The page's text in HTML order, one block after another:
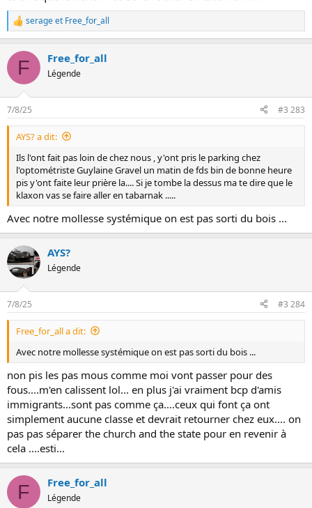
L
e
r
a
i
o
n
serageet Free_for_all
F Free_for_all
Légende
7/8/25 #3 283
AYS? a dit:
Ils l'ont fait pas loin de chez nous , y'ont pris le parking chez
l'optométriste Guylaine Gravel un matin de fds bin de bonne heure
pis y'ont faite leur prière la.... Si je tombe la dessus ma te dire que le
klaxon vas se faire aller en tabarnak .....
Avec notre mollesse systémique on est pas sorti du bois ...
AYS?
Légende
7/8/25 #3 284
Free_for_all a dit:
Avec notre mollesse systémique on est pas sorti du bois ...
non pis les pas mous comme moi vont passer pour des
fous....m'en calissent lol... en plus j'ai vraiment bcp d'amis
immigrants...sont pas comme ça....ceux qui font ça ont
simplement aucune classe et devrait retourner chez eux.... on
pas pas séparer the church and the state pour en revenir à
cela ....esti...
F Free_for_all
Légende